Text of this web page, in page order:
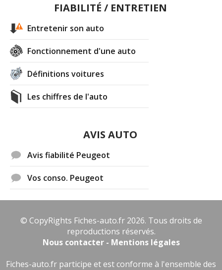
FIABILITÉ / ENTRETIEN
Entretenir son auto
Fonctionnement d'une auto
Définitions voitures
Les chiffres de l'auto
AVIS AUTO
Avis fiabilité Peugeot
Vos conso. Peugeot
© CopyRights Fiches-auto.fr 2026. Tous droits de
reproductions réservés.
Nous contacter - Mentions légales
Fiches-auto.fr participe et est conforme à l'ensemble des